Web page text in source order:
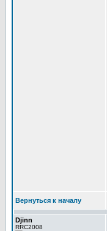
Вернуться к началу
Djinn
RRC2008